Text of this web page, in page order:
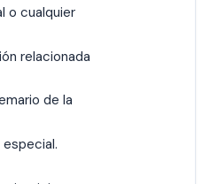
o cualquier
relacionada
de la